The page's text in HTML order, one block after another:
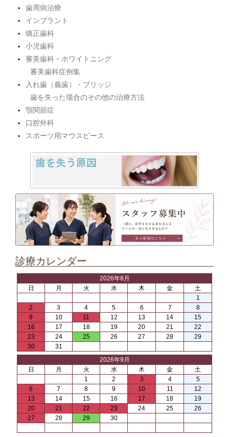
歯周病治療
インプラント
矯正歯科
小児歯科
審美歯科・ホワイトニング
審美歯科症例集
入れ歯（義歯）・ブリッジ
歯を失った場合のその他の治療方法
顎関節症
口腔外科
スポーツ用マウスピース
診療カレンダー
2026年8月
日
月 火 水 木 金
土
1
2
3 4 5 6 7
8
9
10 11 12 13 14
15
16
17 18 19 20 21
22
23
24 25 26 27 28
29
30
31
2026年9月
日
月 火 水 木 金
土
1
2 3 4
5
6
7 8 9 10 11
12
13
14 15 16 17 18
19
20
21 22 23 24 25
26
27
28 29 30